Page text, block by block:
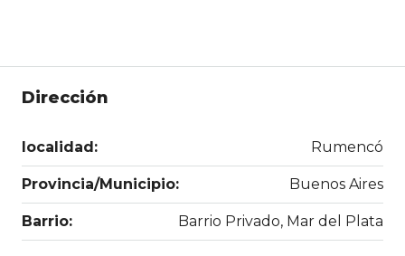
Dirección
localidad: Rumencó
Provincia/Municipio: Buenos Aires
Barrio: Barrio Privado, Mar del Plata